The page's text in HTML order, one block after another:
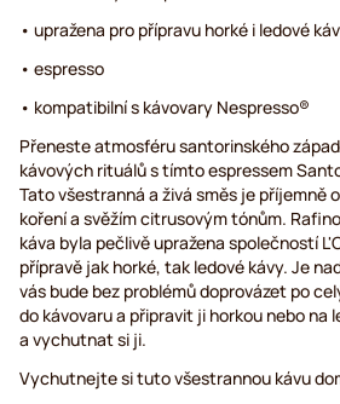
• upražena pro přípravu horké i ledové
• espresso
• kompatibilní s kávovary Nespresso®
Přeneste atmosféru santorinského
kávových rituálů s tímto espressem
Tato všestranná a živá směs je příjemně
koření a svěžím citrusovým tónům.
káva byla pečlivě upražena společností
přípravě jak horké, tak ledové kávy. Je
vás bude bez problémů doprovázet po
do kávovaru a připravit ji horkou nebo na
a vychutnat si ji.
Vychutnejte si tuto všestrannou kávu